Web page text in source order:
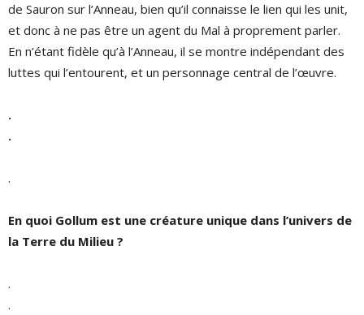
de Sauron sur l’Anneau, bien qu’il connaisse le lien qui les unit,
et donc à ne pas être un agent du Mal à proprement parler.
En n’étant fidèle qu’à l’Anneau, il se montre indépendant des
luttes qui l’entourent, et un personnage central de l’œuvre.
.
.
.
En quoi Gollum est une créature unique dans l’univers de
la Terre du Milieu ?
.
.